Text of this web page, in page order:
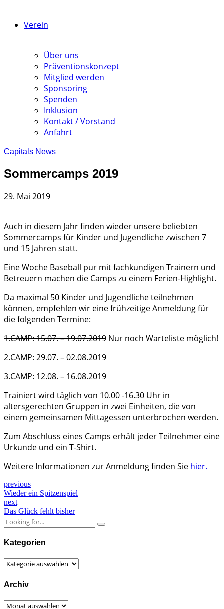
Verein
Über uns
Präventionskonzept
Mitglied werden
Sponsoring
Spenden
Inklusion
Kontakt / Vorstand
Anfahrt
Capitals News
Sommercamps 2019
29. Mai 2019
Auch in diesem Jahr finden wieder unsere beliebten
Sommercamps für Kinder und Jugendliche zwischen 7
und 15 Jahren statt.
Eine Woche Baseball pur mit fachkundigen Trainern und
Betreuern machen die Camps zu einem Ferien-Highlight.
Da maximal 50 Kinder und Jugendliche teilnehmen
können, empfehlen wir eine frühzeitige Anmeldung für
die folgenden Termine:
1.CAMP: 15.07. – 19.07.2019 Nur noch Warteliste möglich!
2.CAMP: 29.07. – 02.08.2019
3.CAMP: 12.08. – 16.08.2019
Trainiert wird täglich von 10.00 -16.30 Uhr in
altersgerechten Gruppen in zwei Einheiten, die von
einem gemeinsamen Mittagessen unterbrochen werden.
Zum Abschluss eines Camps erhält jeder Teilnehmer eine
Urkunde und ein T-Shirt.
Weitere Informationen zur Anmeldung finden Sie hier.
previous
Wieder ein Spitzenspiel
next
Das Glück fehlt bisher
Kategorien
Kategorien
Archiv
Archiv